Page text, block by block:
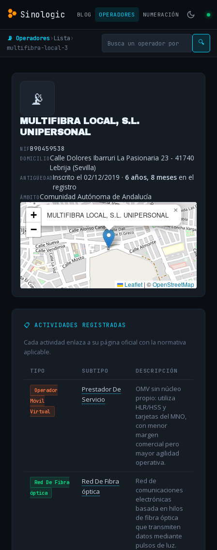
Sinologic BLOG OPERADORES NUMERACIÓN
📡 Operadores› Lista›
multifibra-local-3
🔍
📡
MULTIFIBRA LOCAL, S.L.
UNIPERSONAL
NIFB90459538
DOMICILIOCalle Dolores Ibarruri La Pasionaria 23 - 41740
Lebrija (Sevilla)
ANTIGÜEDADInscrito el 02/12/2019 · 6 años, 8 meses en el
registro
ÁMBITOComunidad Autónoma de Andalucía
MULTIFIBRA LOCAL, S.L. UNIPERSONAL
×
+
−
Leaflet | ©OpenStreetMap
📋 ACTIVIDADES REGISTRADAS
Cada actividad enlaza a su página oficial con la normativa
aplicable.
TIPO SUBTIPO DESCRIPCIÓN
Operador
Móvil
Virtual
Prestador De
Servicio
OMV sin núcleo
propio: utiliza
HLR/HSS y
tarjetas del MNO,
con menor
margen
comercial pero
mayor agilidad
operativa.
Red De Fibra
óptica
Red De Fibra
óptica
Red de
comunicaciones
electrónicas
basada en hilos
de fibra óptica
que transmiten
datos mediante
pulsos de luz.